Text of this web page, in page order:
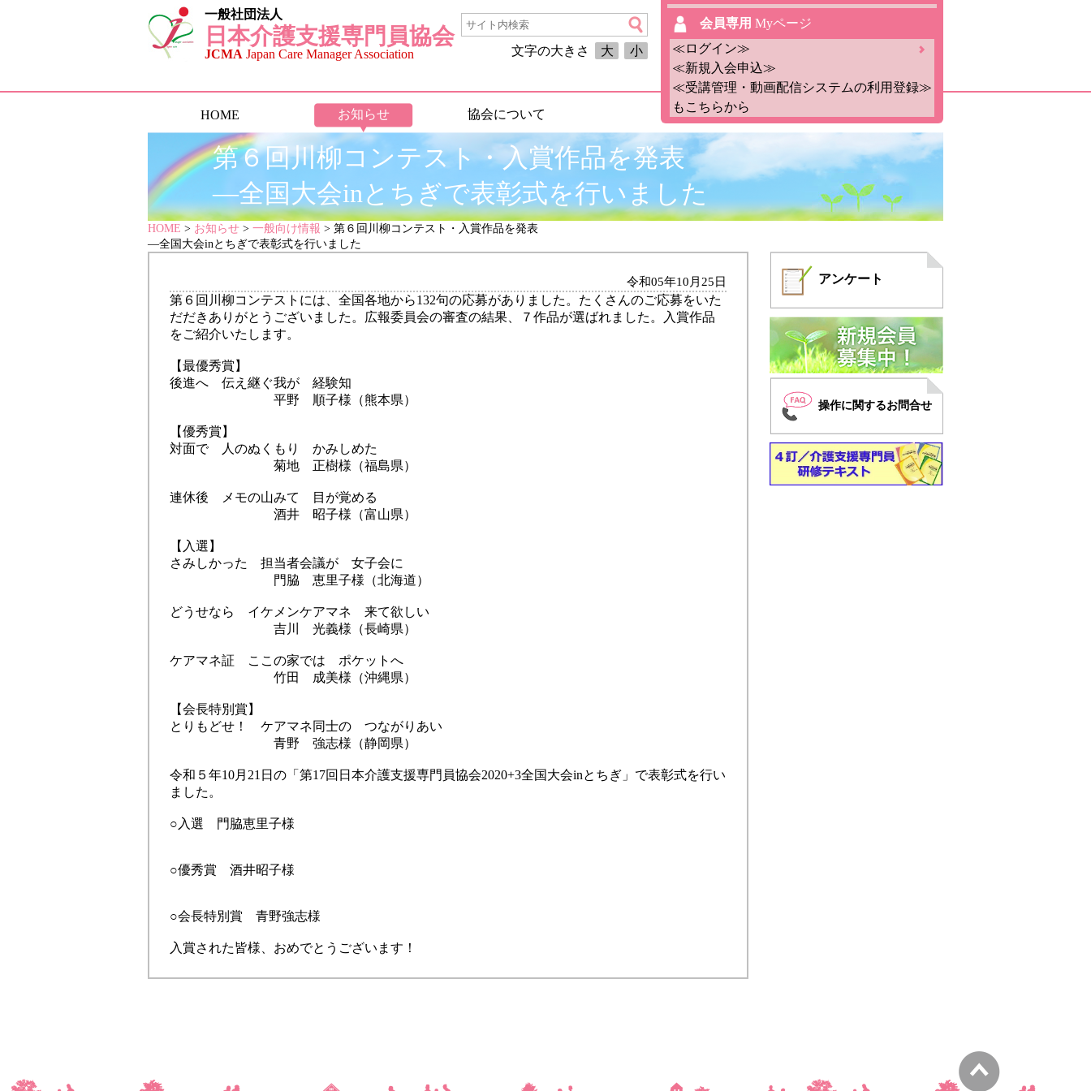
一般社団法人
日本介護支援専門員協会
JCMA Japan Care Manager Association 文字の大きさ 大 小
会員専用 Myページ
≪ログイン≫
≪新規入会申込≫
≪受講管理・動画配信システムの利用登録≫
もこちらから
HOME お知らせ 協会について
第６回川柳コンテスト・入賞作品を発表
―全国大会inとちぎで表彰式を行いました
HOME > お知らせ > 一般向け情報 > 第６回川柳コンテスト・入賞作品を発表
―全国大会inとちぎで表彰式を行いました
令和05年10月25日
第６回川柳コンテストには、全国各地から132句の応募がありました。たくさんのご応募をいた
だだきありがとうございました。広報委員会の審査の結果、７作品が選ばれました。入賞作品
をご紹介いたします。
【最優秀賞】
後進へ 伝え継ぐ我が 経験知
平野 順子様（熊本県）
【優秀賞】
対面で 人のぬくもり かみしめた
菊地 正樹様（福島県）
連休後 メモの山みて 目が覚める
酒井 昭子様（富山県）
【入選】
さみしかった 担当者会議が 女子会に
門脇 恵里子様（北海道）
どうせなら イケメンケアマネ 来て欲しい
吉川 光義様（長崎県）
ケアマネ証 ここの家では ポケットへ
竹田 成美様（沖縄県）
【会長特別賞】
とりもどせ！ ケアマネ同士の つながりあい
青野 強志様（静岡県）
令和５年10月21日の「第17回日本介護支援専門員協会2020+3全国大会inとちぎ」で表彰式を行い
ました。
○入選 門脇恵里子様
○優秀賞 酒井昭子様
○会長特別賞 青野強志様
入賞された皆様、おめでとうございます！
アンケート
操作に関するお問合せ